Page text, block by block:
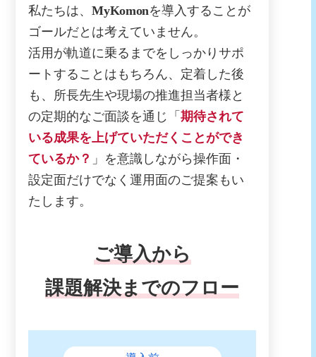
私たちは、MyKomonを導入することが
ゴールだとは考えていません。
活用が軌道に乗るまでをしっかりサポ
ートすることはもちろん、定着した後
も、所長先生や現場の推進担当者様と
の定期的なご面談を通じ「期待されて
いる成果を上げていただくことができ
ているか？ 」を意識しながら操作面・
設定面だけでなく運用面のご提案もい
たします。
ご導入から
課題解決までのフロー